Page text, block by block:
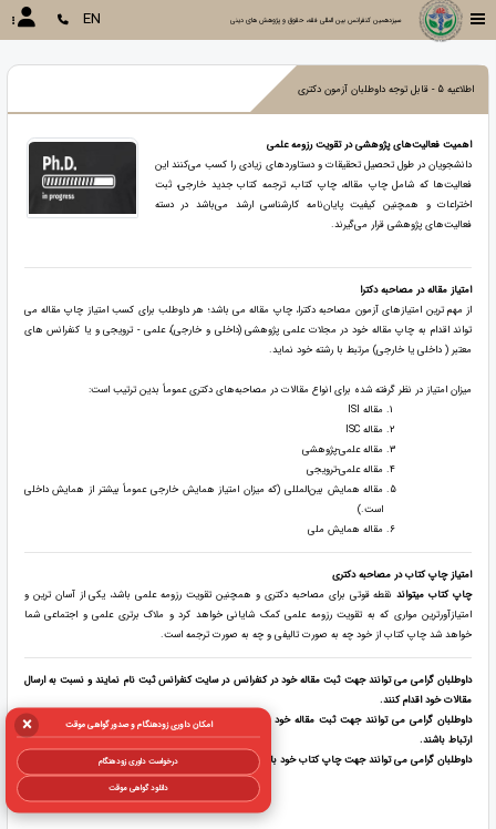
سیزدهمین کنفرانس بین المللی فقه، حقوق و پژوهش های دینی EN
اطلاعیه 5 - قابل توجه داوطلبان آزمون دکتری
اهمیت فعالیت‌های پژوهشی در تقویت رزومه علمی
دانشجویان در طول تحصیل تحقیقات و دستاوردهای زیادی را کسب می‌کنند این
فعالیت‌ها که شامل چاپ مقاله، چاپ کتاب، ترجمه کتاب جدید خارجی، ثبت
اختراعات و همچنین کیفیت پایان‌نامه کارشناسی ارشد می‌باشد در دسته
فعالیت‌های پژوهشی قرار می‌گیرند.
امتیاز مقاله در مصاحبه دکترا
از مهم ترین امتیازهای آزمون مصاحبه دکترا، چاپ مقاله می باشد؛ هر داوطلب برای کسب امتیاز چاپ مقاله می
تواند اقدام به چاپ مقاله خود در مجلات علمی پژوهشی (داخلی و خارجی)، علمی - ترویجی و یا کنفرانس های
معتبر ( داخلی یا خارجی) مرتبط با رشته خود نماید.
میزان امتیاز در نظر گرفته‌ شده برای انواع مقالات در مصاحبه‌های دکتری عموماً بدین ترتیب است:
مقاله ISI
مقاله ISC
مقاله علمی-پژوهشی
مقاله علمی-ترویجی
مقاله همایش بین‌المللی (که میزان امتیاز همایش خارجی عموماً بیشتر از همایش داخلی
است.)
مقاله همایش ملی
امتیاز چاپ کتاب در مصاحبه دکتری
چاپ کتاب میتواند نقطه قوتی برای مصاحبه دکتری و همچنین تقویت رزومه علمی باشد، یکی از آسان ترین و
امتیازآورترین مواری که به تقویت رزومه علمی کمک شایانی خواهد کرد و ملاک برتری علمی و اجتماعی شما
خواهد شد چاپ کتاب از خود چه به صورت تالیفی و چه به صورت ترجمه است.
داوطلبان گرامی می توانند جهت ثبت مقاله خود در کنفرانس در سایت کنفرانس ثبت نام نمایند و نسبت به ارسال
مقالات خود اقدام کنند.
داوطلبان گرامی می توانند جهت ثبت مقاله خود در مجلات خارج از کنفرانس با شماره واتس آپ دبیرخانه در
ارتباط باشند.
داوطلبان گرامی می توانند جهت چاپ کتاب خود با مجوز و شابک با شماره واتس آپ دبیرخانه در ارتباط باشند.
× امکان داوری زودهنگام و صدور گواهی موقت
درخواست داوری زودهنگام
دانلود گواهی موقت